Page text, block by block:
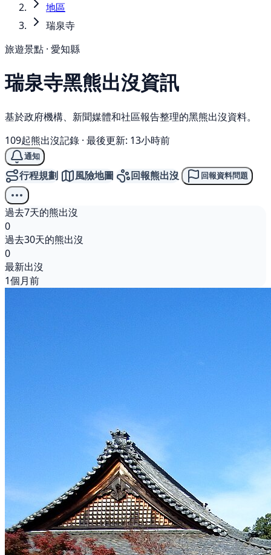
地區
瑞泉寺
旅遊景點 · 愛知縣
瑞泉寺黑熊出沒資訊
基於政府機構、新聞媒體和社區報告整理的黑熊出沒資料。
109起熊出沒記錄 · 最後更新: 13小時前
通知
行程規劃 風險地圖 回報熊出沒 回報資料問題
過去7天的熊出沒
0
過去30天的熊出沒
0
最新出沒
1個月前